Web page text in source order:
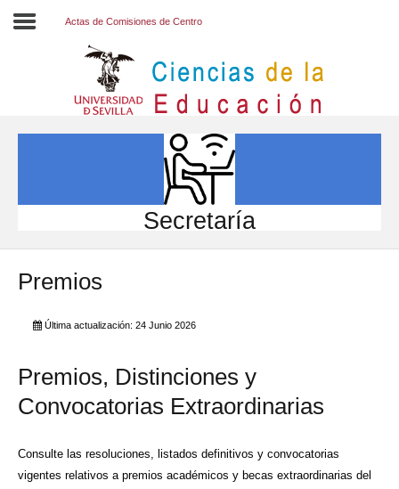
INVESTIGACIÓN
INTERNACIONAL
Directorio FCCE
Actas de Comisiones de Centro
Secretaría
Premios
Última actualización: 24 Junio 2026
Premios, Distinciones y
Convocatorias Extraordinarias
Consulte las resoluciones, listados definitivos y convocatorias
vigentes relativos a premios académicos y becas extraordinarias del